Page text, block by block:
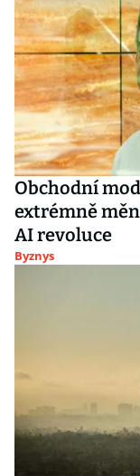
Obchodní
extrémně
AI revoluce
Byznys